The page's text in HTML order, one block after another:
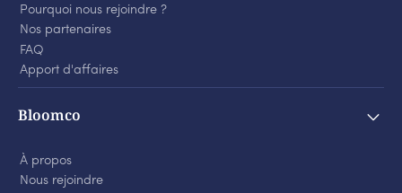
Pourquoi nous rejoindre ?
Nos partenaires
FAQ
Apport d'affaires
Bloomco
À propos
Nous rejoindre